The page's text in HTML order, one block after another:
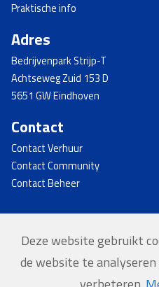
Praktische info
Adres
Bedrijvenpark Strijp-T
Achtseweg Zuid 153 D
5651 GW Eindhoven
Contact
Contact Verhuur
Contact Community
Contact Beheer
© 2026 - Strijp-T
Deze website gebruikt
de website te